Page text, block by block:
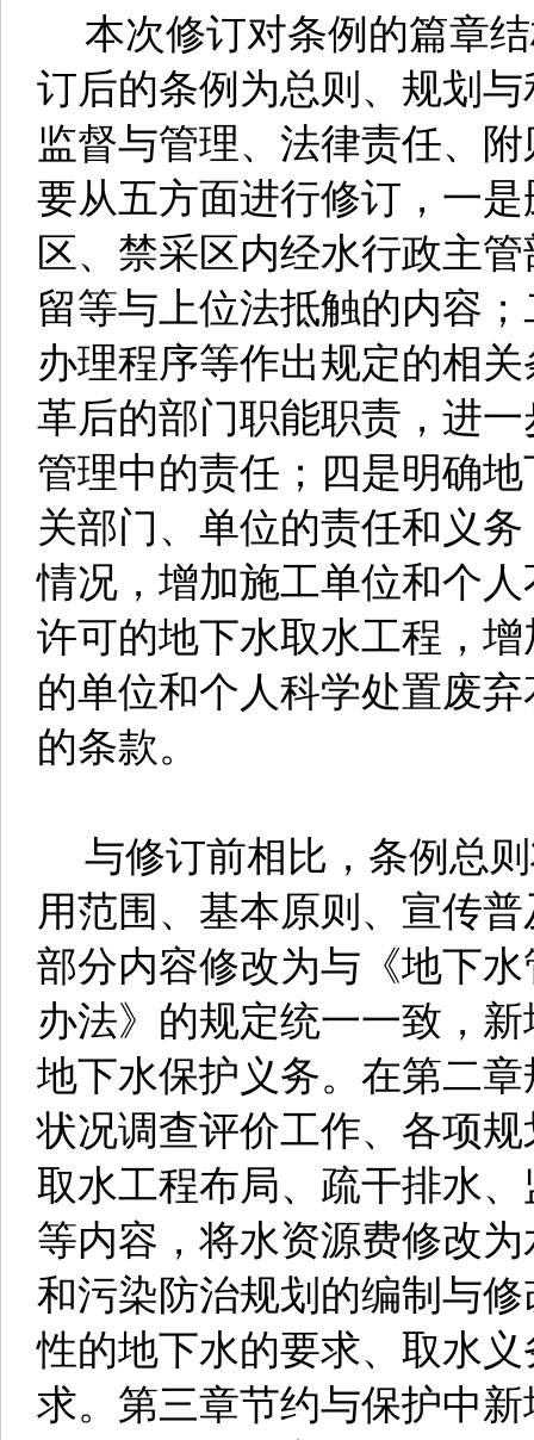
本次修订对条例的篇章
订后的条例为总则、规划
监督与管理、法律责任、
要从五方面进行修订，一
区、禁采区内经水行政主
留等与上位法抵触的内容
办理程序等作出规定的相
革后的部门职能职责，进
管理中的责任；四是明确
关部门、单位的责任和义
情况，增加施工单位和个
许可的地下水取水工程，
的单位和个人科学处置废
的条款。
与修订前相比，条例总
用范围、基本原则、宣传
部分内容修改为与《地下
办法》的规定统一一致，
地下水保护义务。在第二
状况调查评价工作、各项
取水工程布局、疏干排水
等内容，将水资源费修改
和污染防治规划的编制与
性的地下水的要求、取水
求。第三章节约与保护中